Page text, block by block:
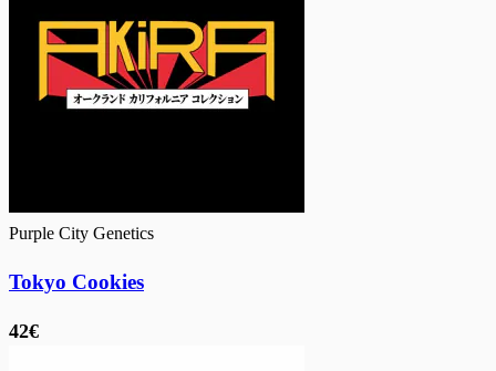
Purple City Genetics
Tokyo Cookies
42€